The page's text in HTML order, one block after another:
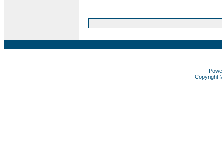
Copyright